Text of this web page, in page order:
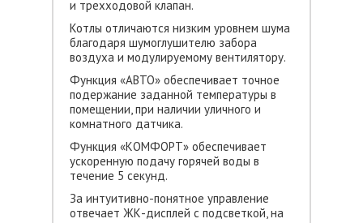
и трехходовой клапан.
Котлы отличаются низким уровнем шума
благодаря шумоглушителю забора
воздуха и модулируемому вентилятору.
Функция «АВТО» обеспечивает точное
подержание заданной температуры в
помещении, при наличии уличного и
комнатного датчика.
Функция «КОМФОРТ» обеспечивает
ускоренную подачу горячей воды в
течение 5 секунд.
За интуитивно-понятное управление
отвечает ЖК-дисплей с подсветкой, на